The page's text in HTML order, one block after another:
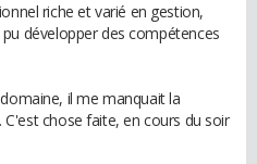
riche et varié en gestion,
développer des compétences
il me manquait la
chose faite, en cours du soir